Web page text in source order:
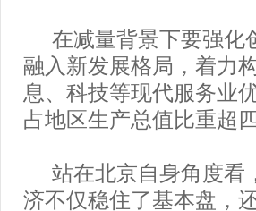
在减量背景下要强化
融入新发展格局，着力
息、科技等现代服务业
占地区生产总值比重超四
站在北京自身角度看
济不仅稳住了基本盘，